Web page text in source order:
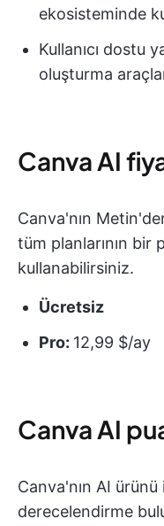
ekosisteminde
Kullanıcı dostu
oluşturma
Canva AI
Canva'nın
tüm planlarının bir
kullanabilirsiniz.
Ücretsiz
Pro: 12,99 $/ay
Canva AI
Canva'nın AI ürünü
derecelendirme